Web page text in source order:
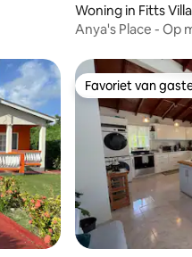
Woning in Fitts
Anya's Place - Op
Favoriet van
Favoriet van